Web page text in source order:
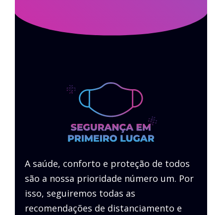
A saúde, conforto e proteção de todos
são a nossa prioridade número um. Por
isso, seguiremos todas as
recomendações de distanciamento e